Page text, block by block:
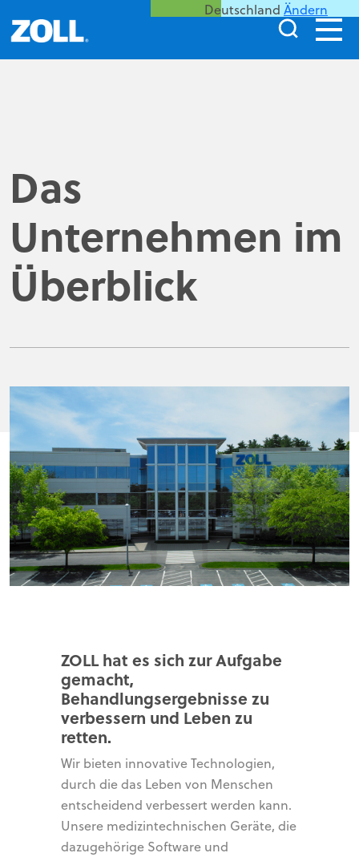
Deutschland Ändern
Das
Unternehmen im
Überblick
ZOLL hat es sich zur Aufgabe
gemacht,
Behandlungsergebnisse zu
verbessern und Leben zu
retten.
Wir bieten innovative Technologien,
durch die das Leben von Menschen
entscheidend verbessert werden kann.
Unsere medizintechnischen Geräte, die
dazugehörige Software und